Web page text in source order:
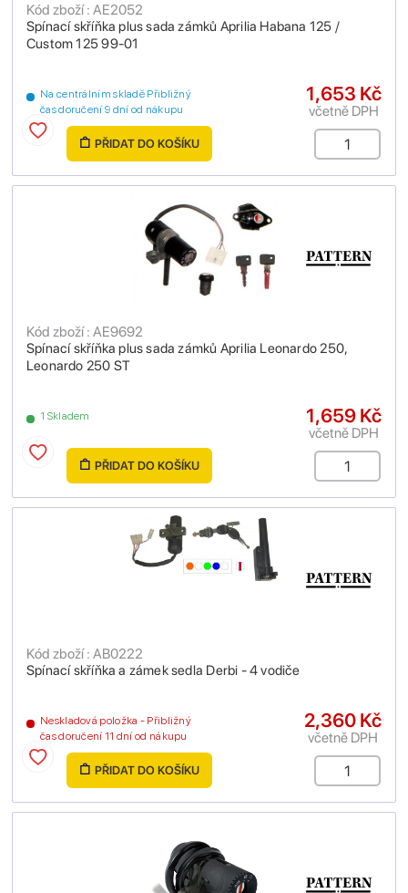
Spínací skříňka plus sada zámků Aprilia Habana 125 /
Custom 125 99-01
Kód zboží : AE2052
Na centrálním skladě Přibližný
čas doručení 9 dní od nákupu
1,653 Kč
včetně DPH
PŘIDAT DO KOŠÍKU
Spínací skříňka plus sada zámků Aprilia Leonardo 250,
Leonardo 250 ST
Kód zboží : AE9692
1 Skladem 1,659 Kč
včetně DPH
PŘIDAT DO KOŠÍKU
Spínací skříňka a zámek sedla Derbi - 4 vodiče
Kód zboží : AB0222
Neskladová položka - Přibližný
čas doručení 11 dní od nákupu
2,360 Kč
včetně DPH
PŘIDAT DO KOŠÍKU